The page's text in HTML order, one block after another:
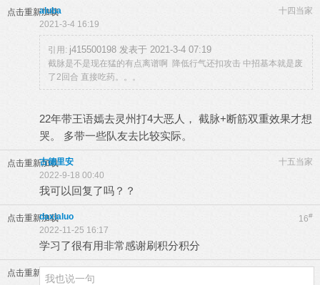
点击重新加载 十四当家
aluba
2021-3-4 16:19
引用: j415500198 发表于 2021-3-4 07:19
截脉是不是现在猛的有点离谱啊 降低行气还扣攻击 中招基本就是废
了2回合 直接吃药。。。
22年带王语嫣去灵州打4大恶人， 截脉+断筋双重效果才想
哭。 多带一些队友去比较实际。
点击重新加载 十五当家
古德里安
2022-9-18 00:40
我可以回复了吗？？
点击重新加载 16#
daxialuo
2022-11-25 16:17
学习了很有用非常感谢刷积分积分
点击重新加载